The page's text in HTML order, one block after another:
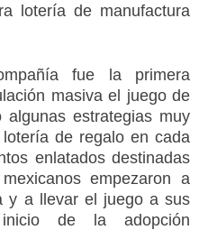
lotería de manufactura
fue la primera
masiva el juego de
estrategias muy
de regalo en cada
enlatados destinadas
empezaron a
y a llevar el juego a sus
de la adopción